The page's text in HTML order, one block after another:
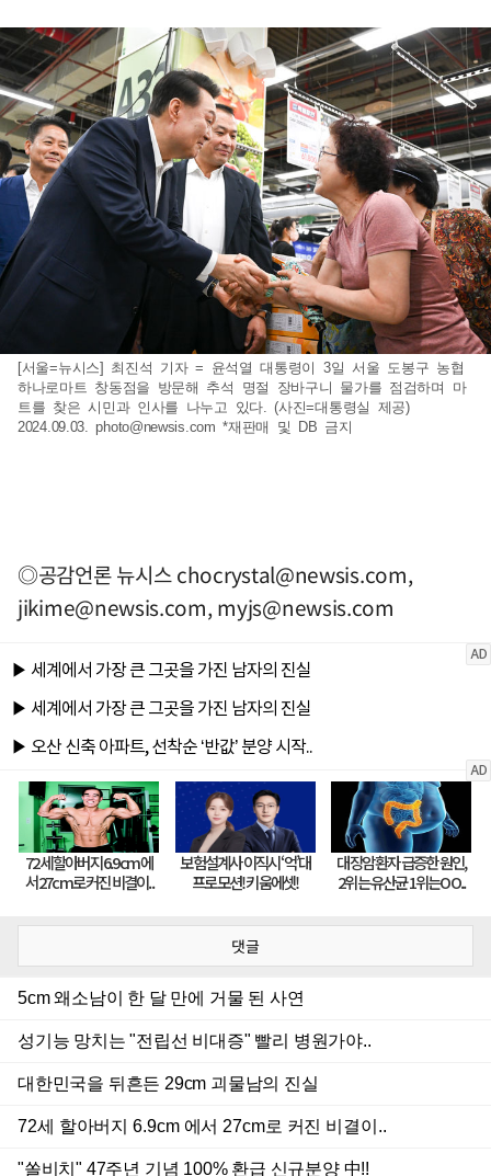
[서울=뉴시스] 최진석 기자 = 윤석열 대통령이 3일 서울 도봉구 농협
하나로마트 창동점을 방문해 추석 명절 장바구니 물가를 점검하며 마
트를 찾은 시민과 인사를 나누고 있다. (사진=대통령실 제공)
2024.09.03.photo@newsis.com *재판매 및 DB 금지
◎공감언론 뉴시스chocrystal@newsis.com,
jikime@newsis.com,myjs@newsis.com
댓글